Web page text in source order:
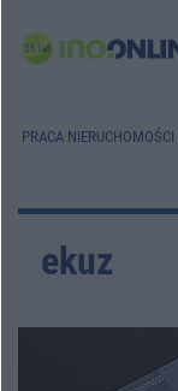
PRACA NIERUCHOMOŚCI
ekuz